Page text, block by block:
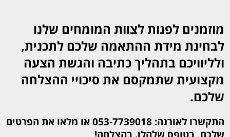
מוזמנים לפנות לצוות המומחים שלנו
לבחינת מידת ההתאמה שלכם לתכנית,
ולליוויכם בתהליך כתיבה והגשת הצעה
מקצועית שתמקסם את סיכויי ההצלחה
שלכם.
התקשרו לאורנה: 053-7739018 או מלאו את הפרטים
שלכם, בטופס שלהלן. בהצלחה!